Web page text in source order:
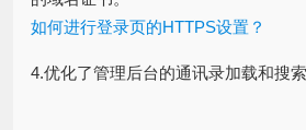
如何进行登录页的HTTPS设置？
4.优化了管理后台的通讯录加载和搜索